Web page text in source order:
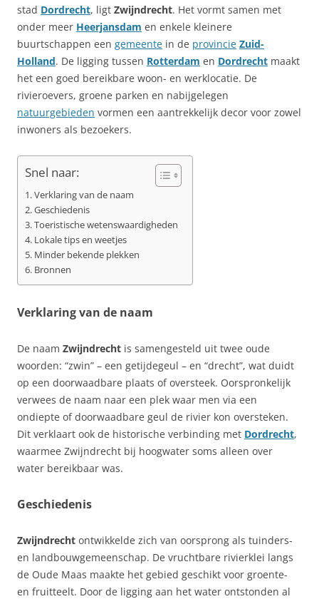
stad Dordrecht, ligt Zwijndrecht. Het vormt samen met
onder meer Heerjansdam en enkele kleinere
buurtschappen een gemeente in de provincie Zuid-
Holland. De ligging tussen Rotterdam en Dordrecht maakt
het een goed bereikbare woon- en werklocatie. De
rivieroevers, groene parken en nabijgelegen
natuurgebieden vormen een aantrekkelijk decor voor zowel
inwoners als bezoekers.
Snel naar:
Verklaring van de naam
Geschiedenis
Toeristische wetenswaardigheden
Lokale tips en weetjes
Minder bekende plekken
Bronnen
Verklaring van de naam
De naam Zwijndrecht is samengesteld uit twee oude
woorden: “zwin” – een getijdegeul – en “drecht”, wat duidt
op een doorwaadbare plaats of oversteek. Oorspronkelijk
verwees de naam naar een plek waar men via een
ondiepte of doorwaadbare geul de rivier kon oversteken.
Dit verklaart ook de historische verbinding met Dordrecht,
waarmee Zwijndrecht bij hoogwater soms alleen over
water bereikbaar was.
Geschiedenis
Zwijndrecht ontwikkelde zich van oorsprong als tuinders-
en landbouwgemeenschap. De vruchtbare rivierklei langs
de Oude Maas maakte het gebied geschikt voor groente-
en fruitteelt. Door de ligging aan het water ontstonden al